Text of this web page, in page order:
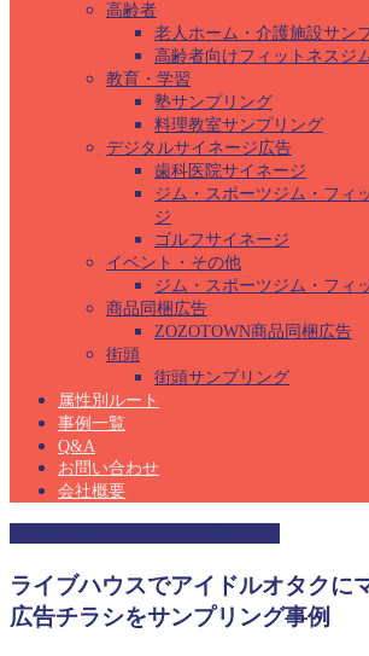
高齢者
老人ホーム・介護施設サン
高齢者向けフィットネスジ
教育・学習
塾サンプリング
料理教室サンプリング
デジタルサイネージ広告
歯科医院サイネージ
ジム・スポーツジム・フィ
ジ
ゴルフサイネージ
イベント・その他
ジム・スポーツジム・フィ
商品同梱広告
ZOZOTOWN商品同梱広告
街頭
街頭サンプリング
属性別ルート
事例一覧
Q&A
お問い合わせ
会社概要
ライブハウスでアイドルオタクに
広告チラシをサンプリング事例